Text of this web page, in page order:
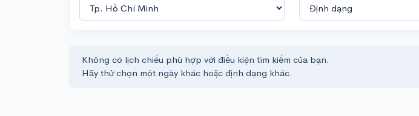
Không có lịch chiếu phù hợp với điều kiện tìm kiếm của bạn.
Hãy thử chọn một ngày khác hoặc định dạng khác.